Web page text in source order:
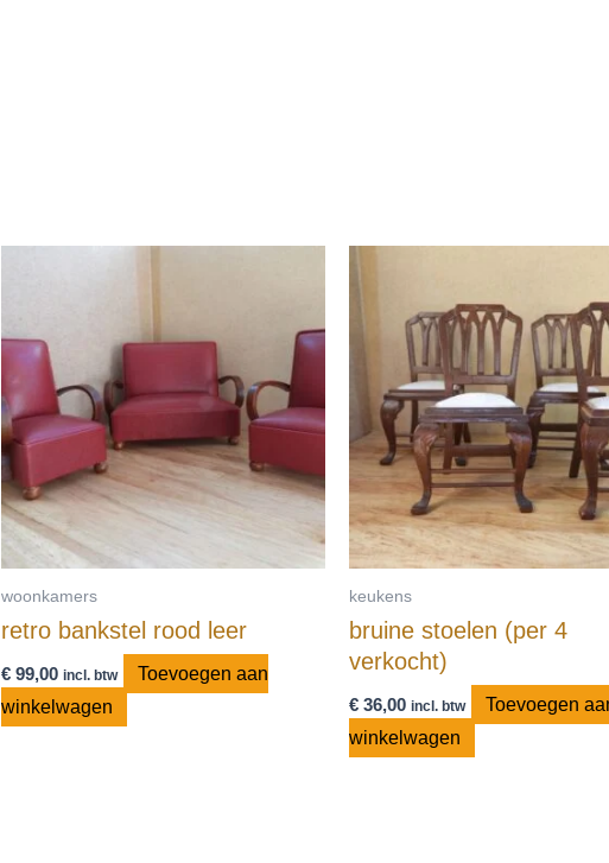
woonkamers
retro bankstel rood leer
€ 99,00 incl. btw
Toevoegen aan
winkelwagen
keukens
bruine stoelen (per 4
verkocht)
€36,00 incl. btw
Toevoegen
winkelwagen